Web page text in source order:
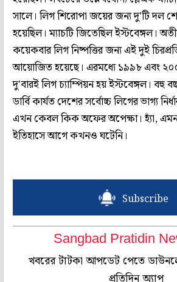
সালে। লিগ শিরোপা জয়ের জন্য দু'টি দল
হয়েছিল। ম্যাচটি জিতেছিল ইস্টবেঙ্গল।
কয়েকবার লিগ নিষ্পত্তির জন্য এই দুই
আয়োজিত হয়েছে। এরমধ্যে ১৯৯৮ এবং
দু'বারই লিগ চ্যাম্পিয়ন হয় ইস্টবেঙ্গল।
ডার্বি কার্যত দেশের সর্বোচ্চ লিগের ভাগ্য
এখন কেবল কিক অফের অপেক্ষা। হ্যাঁ,
ইতিহাসে আগে কখনও ঘটেনি।
Subscribe
Sangbad Pratidin
খবরের টাটকা আপডেট পেতে
প্রতিদিন অ্যাপ